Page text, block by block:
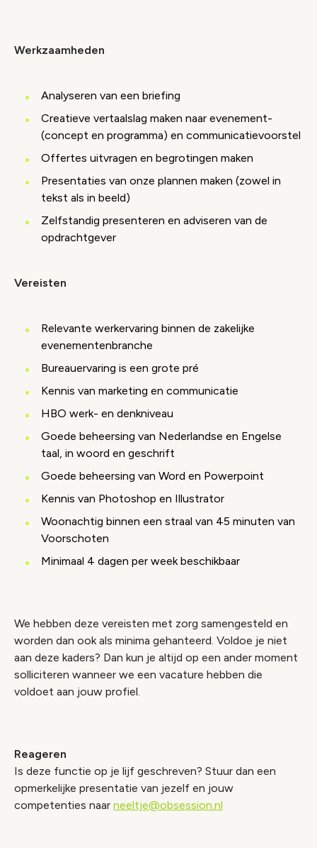
Werkzaamheden
Analyseren van een briefing
Creatieve vertaalslag maken naar evenement-
(concept en programma) en communicatievoorstel
Offertes uitvragen en begrotingen maken
Presentaties van onze plannen maken (zowel in
tekst als in beeld)
Zelfstandig presenteren en adviseren van de
opdrachtgever
Vereisten
Relevante werkervaring binnen de zakelijke
evenementenbranche
Bureauervaring is een grote pré
Kennis van marketing en communicatie
HBO werk- en denkniveau
Goede beheersing van Nederlandse en Engelse
taal, in woord en geschrift
Goede beheersing van Word en Powerpoint
Kennis van Photoshop en Illustrator
Woonachtig binnen een straal van 45 minuten van
Voorschoten
Minimaal 4 dagen per week beschikbaar
We hebben deze vereisten met zorg samengesteld en
worden dan ook als minima gehanteerd. Voldoe je niet
aan deze kaders? Dan kun je altijd op een ander moment
solliciteren wanneer we een vacature hebben die
voldoet aan jouw profiel.
Reageren
Is deze functie op je lijf geschreven? Stuur dan een
opmerkelijke presentatie van jezelf en jouw
competenties naar neeltje@obsession.nl